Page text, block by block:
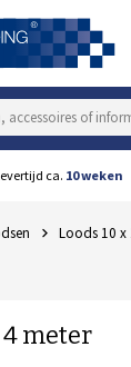
Scherpeprijs
Loods 10 x
4 meter